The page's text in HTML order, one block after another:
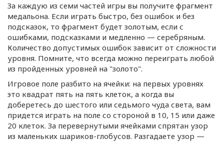
За каждую из семи частей игры вы получите фрагмент
медальона. Если играть быстро, без ошибок и без
подсказок, то фрагмент будет золотым, если с
ошибками, подсказками и медленно — серебряным.
Количество допустимых ошибок зависит от сложности
уровня. Помните, что всегда можно переиграть любой
из пройденных уровней на "золото".
Игровое поле разбито на ячейки: на первых уровнях
это квадрат пять на пять клеток, а когда вы
доберетесь до шестого или седьмого чуда света, вам
придется играть на поле со стороной в 10, 15 или даже
20 клеток. За перевернутыми ячейками спрятан узор
из маленьких шариков-глобусов. Разгадаете узор —